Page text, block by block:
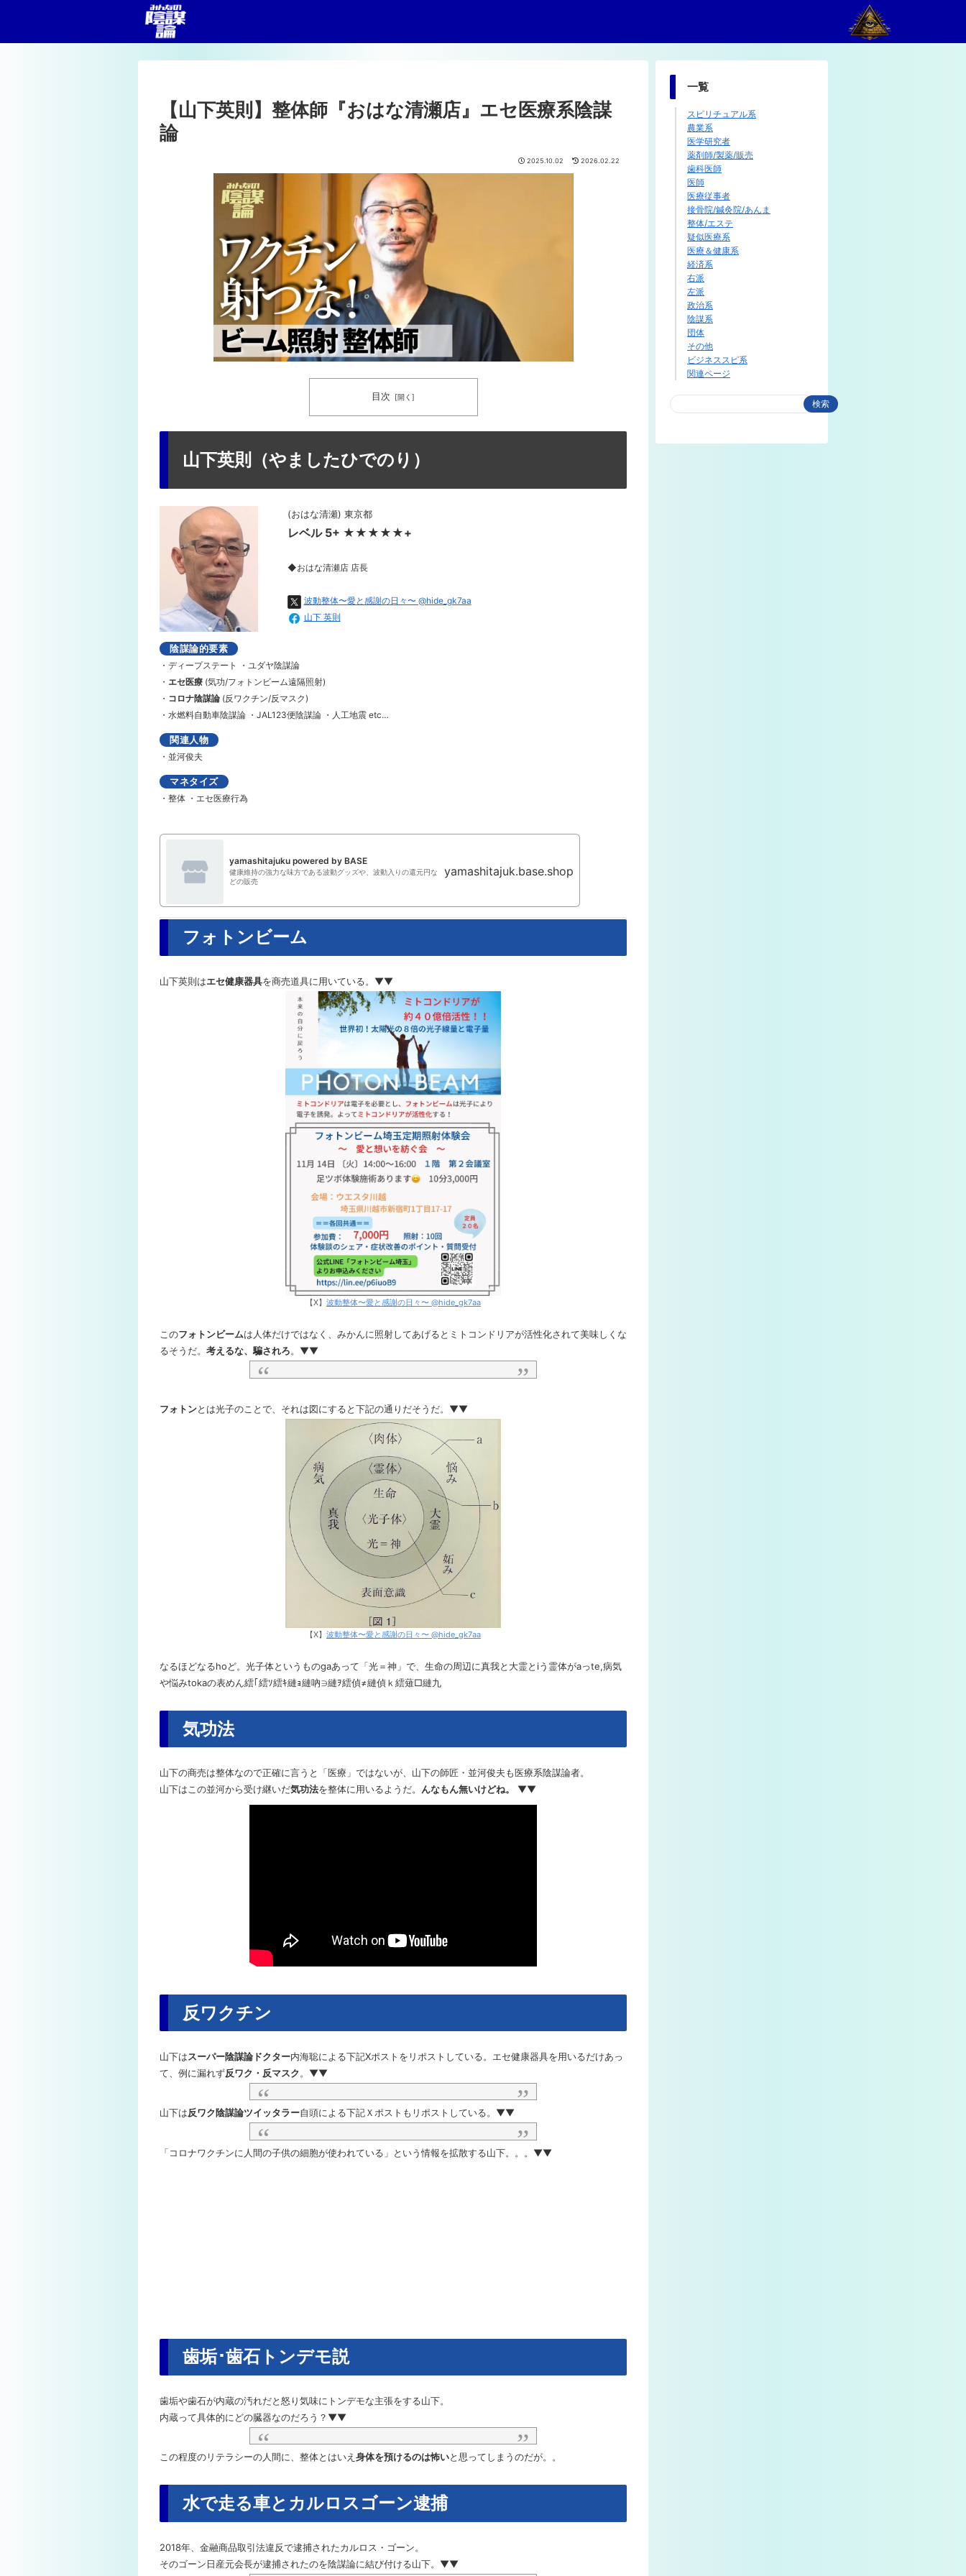
【山下英則】整体師『おはな清瀬店』エセ医療系陰謀
論
2025.10.02 2026.02.22
目次
山下英則（やましたひでのり）
(おはな清瀬) 東京都
レベル 5+ ★★★★★+
◆おはな清瀬店 店長
波動整体〜愛と感謝の日々〜 @hide_gk7aa
山下 英則
陰謀論的要素
・ディープステート ・ユダヤ陰謀論
・ エセ医療 (気功/フォトンビーム遠隔照射)
・ コロナ陰謀論 (反ワクチン/反マスク)
・水燃料自動車陰謀論 ・JAL123便陰謀論 ・人工地震 etc…
関連人物
・並河俊夫
マネタイズ
・整体 ・エセ医療行為
yamashitajuku powered by BASE
健康維持の強力な味方である波動グッズや、波動入りの還元円な
どの販売
yamashitajuk.base.shop
フォトンビーム
山下英則はエセ健康器具を商売道具に用いている。▼▼
【X】 波動整体〜愛と感謝の日々〜 @hide_gk7aa
このフォトンビームは人体だけではなく、みかんに照射してあげるとミトコンドリアが活性化されて美味しくな
るそうだ。 考えるな、騙されろ。▼▼
フォトンとは光子のことで、それは図にすると下記の通りだそうだ。▼▼
【X】 波動整体〜愛と感謝の日々〜 @hide_gk7aa
なるほどなるhoど。光子体というものgaあって「光＝神」で、生命の周辺に真我と大霊とiう霊体がaっte,病気
や悩みtokaの表めん繧｢繧ｿ繧ｷ縺ｮ縺吶∋縺ｦ繧偵≠縺偵ｋ繧薙□縺九
気功法
山下の商売は整体なので正確に言うと「医療」ではないが、山下の師匠・並河俊夫も医療系陰謀論者。
山下はこの並河から受け継いだ気功法を整体に用いるようだ。 んなもん無いけどね。 ▼▼
反ワクチン
山下はスーパー陰謀論ドクター内海聡による下記Xポストをリポストしている。エセ健康器具を用いるだけあっ
て、例に漏れず反ワク・反マスク。▼▼
山下は反ワク陰謀論ツイッタラー自頭による下記Ｘポストもリポストしている。▼▼
「コロナワクチンに人間の子供の細胞が使われている」という情報を拡散する山下。。。▼▼
歯垢･歯石トンデモ説
歯垢や歯石が内蔵の汚れだと怒り気味にトンデモな主張をする山下。
内蔵って具体的にどの臓器なのだろう？▼▼
この程度のリテラシーの人間に、整体とはいえ 身体を預けるのは怖いと思ってしまうのだが。。
水で走る車とカルロスゴーン逮捕
2018年、金融商品取引法違反で逮捕されたカルロス・ゴーン。
そのゴーン日産元会長が逮捕されたのを陰謀論に結び付ける山下。▼▼
一覧
スピリチュアル系
農業系
医学研究者
薬剤師/製薬/販売
歯科医師
医師
医療従事者
接骨院/鍼灸院/あんま
整体/エステ
疑似医療系
医療＆健康系
経済系
右派
左派
政治系
陰謀系
団体
その他
ビジネススピ系
関連ページ
検索